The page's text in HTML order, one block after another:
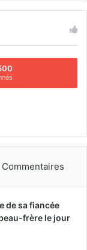
Commentaires
de sa fiancée
frère le jour